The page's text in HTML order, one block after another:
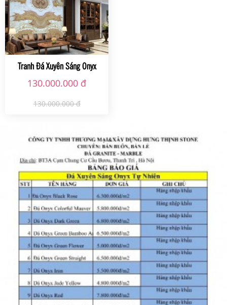
Tranh Đá Xuyên Sáng Onyx
Gold Light
130.000.000 đ
130.000.000 đ